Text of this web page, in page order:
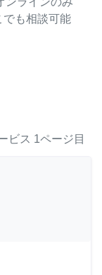
でも相談可能
ビス 1ページ目